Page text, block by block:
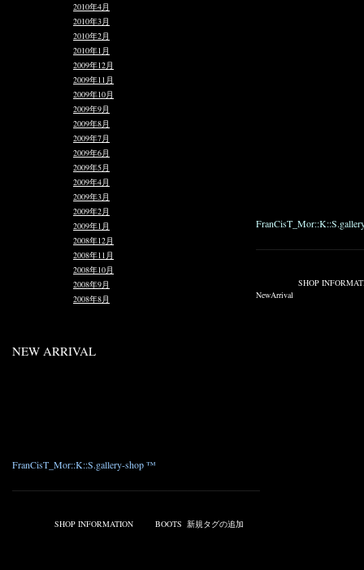
2010年4月
2010年3月
2010年2月
2010年1月
2009年12月
2009年11月
2009年10月
2009年9月
2009年8月
2009年7月
2009年6月
2009年5月
2009年4月
2009年3月
2009年2月
2009年1月
2008年12月
2008年11月
2008年10月
2008年9月
2008年8月
SHOP
NewArrival
NEW ARRIVAL
FranCisT_Mor::K::S.gallery-shop ™
SHOP INFORMATION BOOTS 新規タグの追加